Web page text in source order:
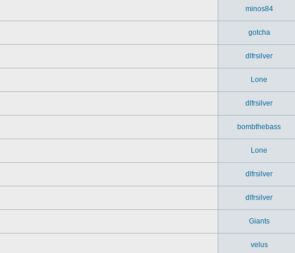
minos84
gotcha
dlfrsilver
Lone
dlfrsilver
bombthebass
Lone
dlfrsilver
dlfrsilver
Giants
velus